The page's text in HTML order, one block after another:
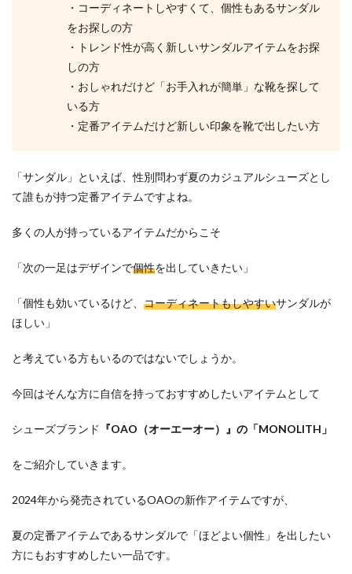
・コーディネートしやすくて、個性もあるサンダル
をお探しの方
・トレンド性が高く新しいサンダルアイテムをお探
しの方
・おしゃれだけど「お手入れが簡単」な靴を探して
いる方
・定番アイテムだけど新しい印象を靴で出したい方
「サンダル」といえば、性別問わず夏のカジュアルシューズとし
て誰もが持つ定番アイテムですよね。
多くの人が持っているアイテムだからこそ
「次の一足はデザインで個性を出していきたい」
「個性も効いているけど、 コーディネートもしやすいサンダルが
ほしい」
と考えている方もいるのではないでしょうか。
今回はそんな方に自信を持っておすすめしたいアイテムとして
シューズブランド 『OAO（オーエーオー）』の「MONOLITH」
をご紹介していきます。
2024年から発売されているOAOの新作アイテムですが、
夏の定番アイテムであるサンダルで「ほどよい個性」を出したい
方にもおすすめしたい一品です。